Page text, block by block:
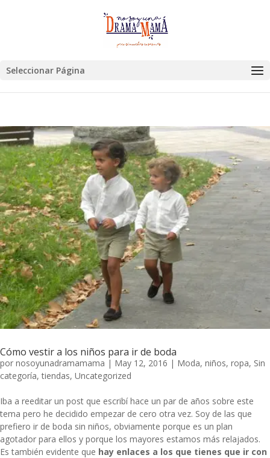
Seleccionar Página
Cómo vestir a los niños para ir de boda
por nosoyunadramamama | May 12, 2016 | Moda, niños, ropa, Sin
categoría,tiendas, Uncategorized
Iba a reeditar un post que escribí hace un par de años sobre este
tema pero he decidido empezar de cero otra vez. Soy de las que
prefiero ir de boda sin niños, obviamente porque es un plan
agotador para ellos y porque los mayores estamos más relajados.
Es también evidente que hay enlaces a los que tienes que ir con